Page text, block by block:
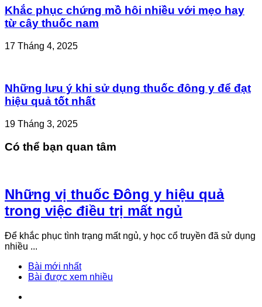
Khắc phục chứng mồ hôi nhiều với mẹo hay
từ cây thuốc nam
17 Tháng 4, 2025
Những lưu ý khi sử dụng thuốc đông y để đạt
hiệu quả tốt nhất
19 Tháng 3, 2025
Có thể bạn quan tâm
Những vị thuốc Đông y hiệu quả
trong việc điều trị mất ngủ
Để khắc phục tình trạng mất ngủ, y học cổ truyền đã sử dụng
nhiều ...
Bài mới nhất
Bài được xem nhiều